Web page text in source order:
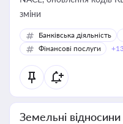
зміни
Банківська діяльність
Фінансові послуги
Земельні відносини